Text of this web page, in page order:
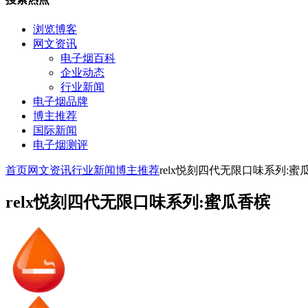
浏览博客
网文资讯
电子烟百科
企业动态
行业新闻
电子烟品牌
博主推荐
国际新闻
电子烟测评
首页网文资讯行业新闻博主推荐relx悦刻四代无限口味系列:蜜
relx悦刻四代无限口味系列:蜜瓜香槟